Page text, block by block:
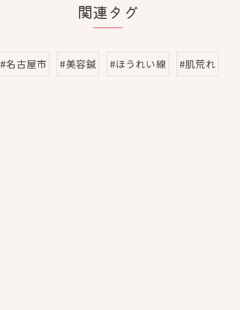
関連タグ
#名古屋市 #美容鍼 #ほうれい線 #肌荒れ